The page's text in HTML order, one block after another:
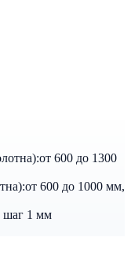
от 600 до 1300
от 600 до 1000 мм,
шаг 1 мм